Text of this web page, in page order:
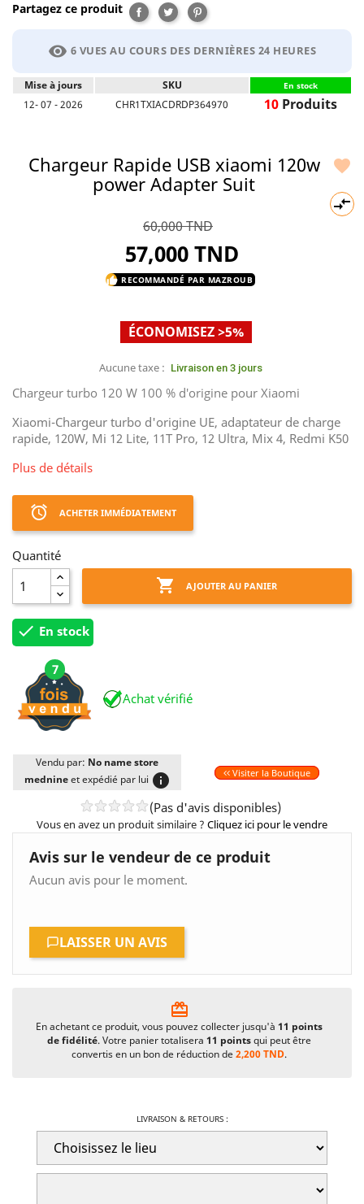
Partagez ce produit Partager
TweetPinterest
visibility 6 VUES AU COURS DES DERNIÈRES 24 HEURES
Mise à jours SKU En stock
12- 07 - 2026 CHR1TXIACDRDP364970 10 Produits


Chargeur Rapide USB xiaomi 120w
power Adapter Suit
60,000 TND
57,000 TND
thumb_up RECOMMANDÉ PAR MAZROUB
ÉCONOMISEZ >5%
Aucune taxe : Livraison en 3 jours
Chargeur turbo 120 W 100 % d'origine pour Xiaomi
Xiaomi-Chargeur turbo d'origine UE, adaptateur de charge
rapide, 120W, Mi 12 Lite, 11T Pro, 12 Ultra, Mix 4, Redmi K50
Plus de détails
access_alarm ACHETER IMMÉDIATEMENT
Quantité
 AJOUTER AU PANIER
 En stock
7
Achat vérifié
Vendu par: No name store
mednine et expédié par lui info Visiter la Boutique
(Pas d'avis disponibles)
Vous en avez un produit similaire ? Cliquez ici pour le vendre
Avis sur le vendeur de ce produit
Aucun avis pour le moment.
LAISSER UN AVIS
card_giftcard
En achetant ce produit, vous pouvez collecter jusqu'à 11 points
de fidélité. Votre panier totalisera 11 pointsqui peut être
convertis en un bon de réduction de2,200 TND.
LIVRAISON & RETOURS :